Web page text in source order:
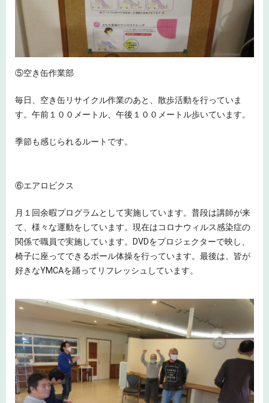
⑤空き缶作業部
毎日、空き缶リサイクル作業のあと、散歩活動を行っていま
す。午前１００メートル、午後１００メートル歩いています。
季節も感じられるルートです。
⑥エアロビクス
月１回余暇プログラムとして実施しています。普段は講師が来
て、様々な運動をしています。現在はコロナウィルス感染症の
関係で職員で実施しています。DVDをプロジェクターで映し、
椅子に座ってできるボール体操を行っています。最後は、皆が
好きなYMCAを踊ってリフレッシュしています。